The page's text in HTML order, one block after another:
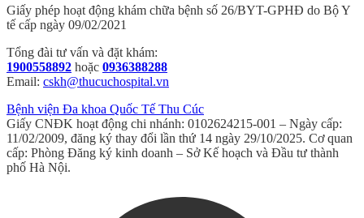
Giấy phép hoạt động khám chữa bệnh số 26/BYT-GPHĐ do Bộ Y
tế cấp ngày 09/02/2021
Tổng đài tư vấn và đặt khám:
1900558892 hoặc 0936388288
Email: cskh@thucuchospital.vn
Bệnh viện Đa khoa Quốc Tế Thu Cúc
Giấy CNĐK hoạt động chi nhánh: 0102624215-001 – Ngày cấp:
11/02/2009, đăng ký thay đổi lần thứ 14 ngày 29/10/2025. Cơ quan
cấp: Phòng Đăng ký kinh doanh – Sở Kế hoạch và Đầu tư thành
phố Hà Nội.